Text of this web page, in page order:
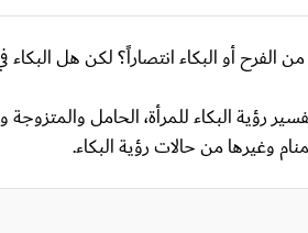
أو البكاء انتصاراً؟ لكن هل البكاء
رؤية البكاء للمرأة، الحامل والمتزوجة
وغيرها من حالات رؤية البكاء.